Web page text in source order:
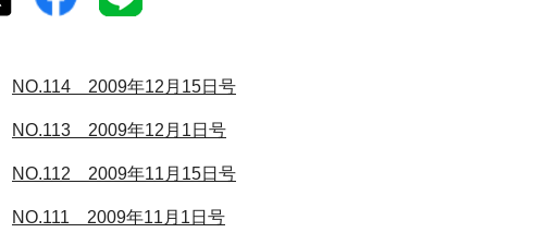
NO.114 2009年12月15日号
NO.113 2009年12月1日号
NO.112 2009年11月15日号
NO.111 2009年11月1日号